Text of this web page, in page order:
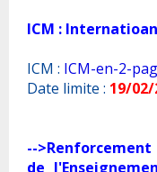
ICM :
ICM : ICM-en-2-
Date limite : 19/
--
de